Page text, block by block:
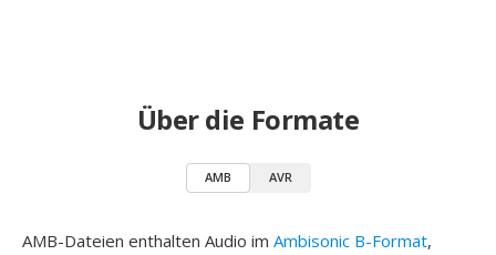
Über die Formate
AMB AVR
AMB-Dateien enthalten Audio im Ambisonic B-Format,